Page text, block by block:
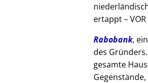
ertappt –
Rabobank,
des
gesamte